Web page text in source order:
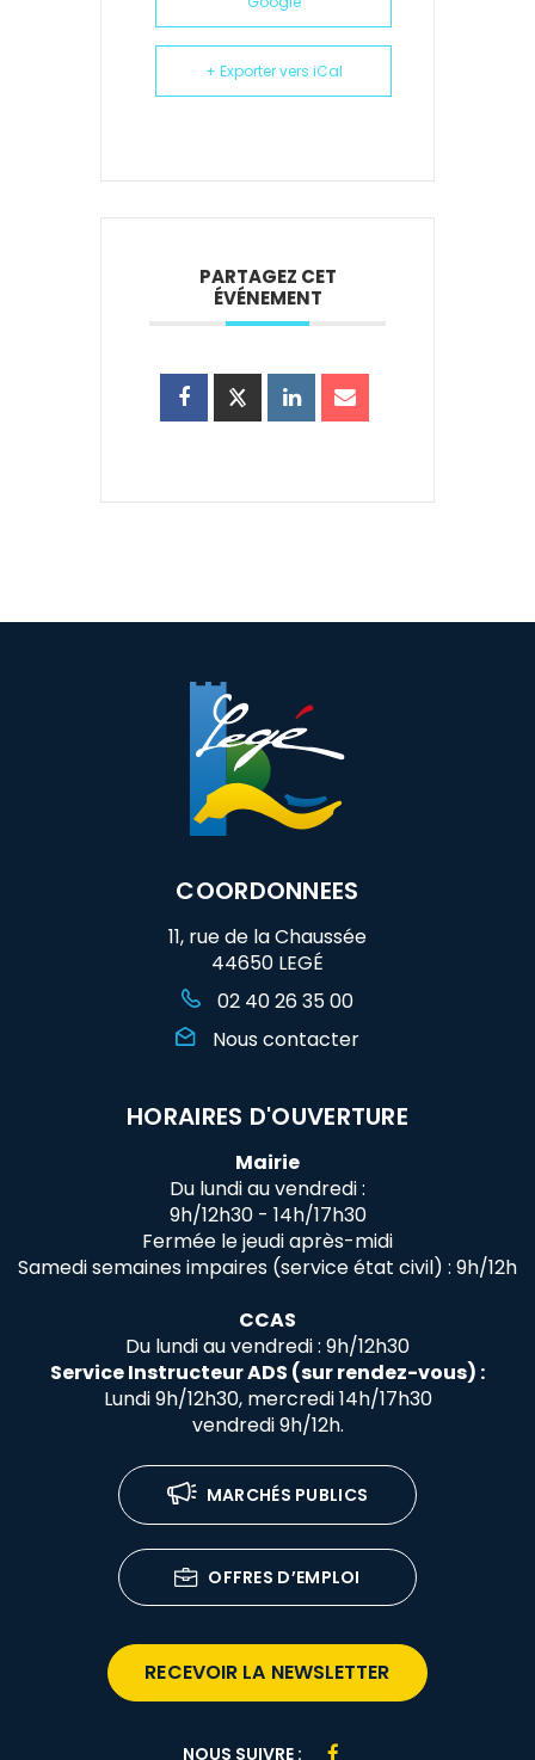
+ Exporter vers iCal
PARTAGEZ CET
ÉVÉNEMENT
COORDONNEES
11, rue de la Chaussée
44650 LEGÉ
02 40 26 35 00
Nous contacter
HORAIRES D'OUVERTURE
Mairie
Du lundi au vendredi :
9h/12h30 - 14h/17h30
Fermée le jeudi après-midi
Samedi semaines impaires (service état civil) : 9h/12h
CCAS
Du lundi au vendredi : 9h/12h30
Service Instructeur ADS (sur rendez-vous) :
Lundi 9h/12h30, mercredi 14h/17h30
vendredi 9h/12h.
MARCHÉS PUBLICS
OFFRES D’EMPLOI
RECEVOIR LA NEWSLETTER
NOUS SUIVRE :